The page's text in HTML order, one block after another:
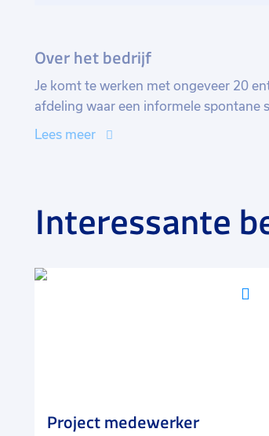
Over het bedrijf
Je komt te werken met ongeveer 20
afdeling waar een informele spontane
elkaar en de groep-samenstelling is
Lees meer
Interessante
Project medewerker